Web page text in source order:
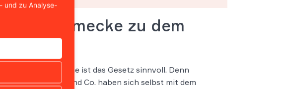
Solmecke zu dem
„In der Sache ist das Gesetz sinnvoll. Denn
Facebook und Co. haben sich selbst mit dem
und zu Analyse-